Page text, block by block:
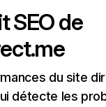
SEO de
du site
détecte les